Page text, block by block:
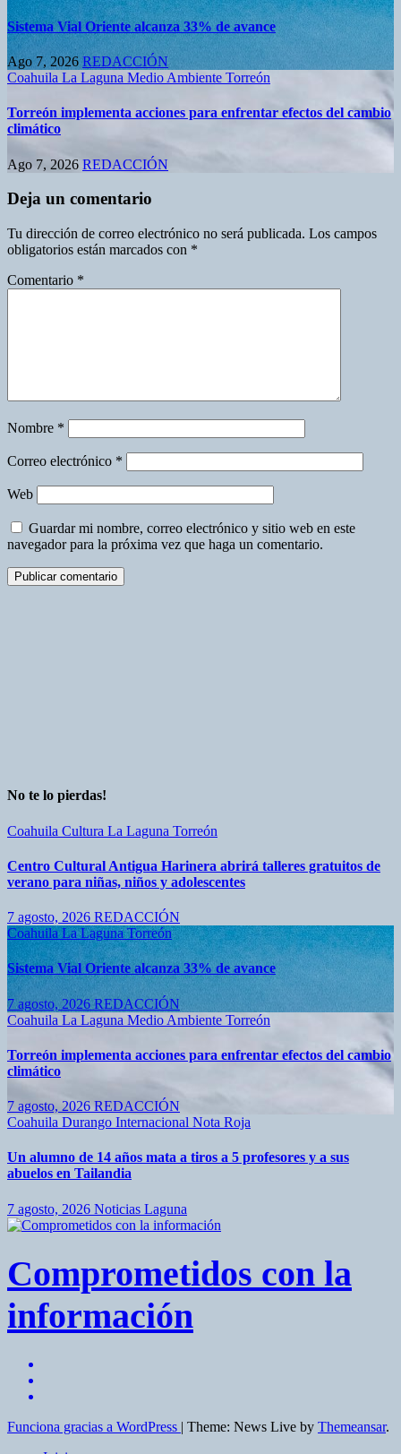
Sistema Vial Oriente alcanza 33% de avance
Ago 7, 2026REDACCIÓN
Coahuila La Laguna Medio Ambiente Torreón
Torreón implementa acciones para enfrentar efectos del cambio
climático
Ago 7, 2026 REDACCIÓN
Deja un comentario
Tu dirección de correo electrónico no será publicada. Los campos
obligatorios están marcados con *
Comentario *
Nombre *
Correo electrónico *
Web
Guardar mi nombre, correo electrónico y sitio web en este
navegador para la próxima vez que haga un comentario.
No te lo pierdas!
Coahuila Cultura La Laguna Torreón
Centro Cultural Antigua Harinera abrirá talleres gratuitos de
verano para niñas, niños y adolescentes
7 agosto, 2026 REDACCIÓN
CoahuilaLa LagunaTorreón
Sistema Vial Oriente alcanza 33% de avance
7 agosto, 2026 REDACCIÓN
Coahuila La Laguna Medio Ambiente Torreón
Torreón implementa acciones para enfrentar efectos del cambio
climático
7 agosto, 2026 REDACCIÓN
Coahuila Durango Internacional Nota Roja
Un alumno de 14 años mata a tiros a 5 profesores y a sus
abuelos en Tailandia
7 agosto, 2026 Noticias Laguna
Comprometidos con la
información
Funciona gracias a WordPress | Theme: News Live by Themeansar.